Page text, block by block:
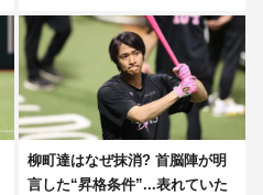
柳町達はなぜ抹消? 首脳陣が明
言した“昇格条件”...表れていた